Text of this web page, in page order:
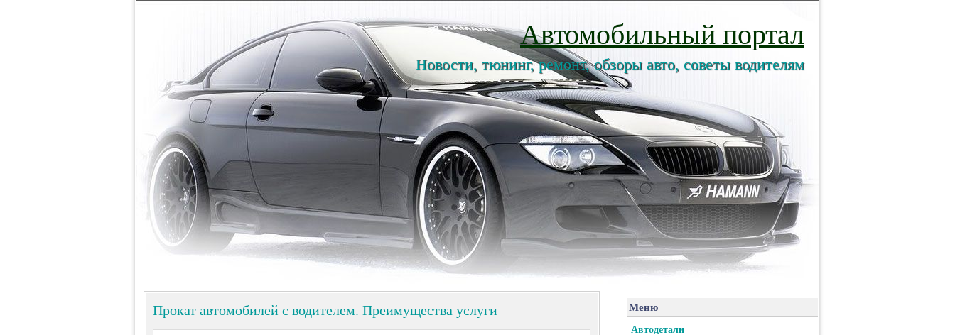
Автомобильный портал
Новости, тюнинг, ремонт, обзоры авто, советы водителям
Прокат автомобилей с водителем. Преимущества услуги Меню
Автодетали